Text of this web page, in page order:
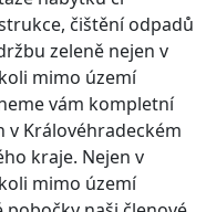
čištění odpadů
zeleně nejen v
mimo území
vám kompletní
v Královéhradeckém
kraje. Nejen v
mimo území